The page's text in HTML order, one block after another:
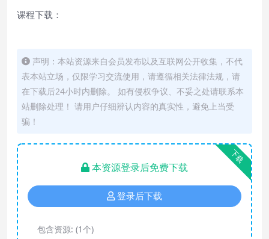
课程下载：
声明：本站资源来自会员发布以及互联网公开收集，不代
表本站立场，仅限学习交流使用，请遵循相关法律法规，请
在下载后24小时内删除。 如有侵权争议、不妥之处请联系本
站删除处理！ 请用户仔细辨认内容的真实性，避免上当受
骗！
下载
本资源登录后免费下载
登录后下载
包含资源: (1个)